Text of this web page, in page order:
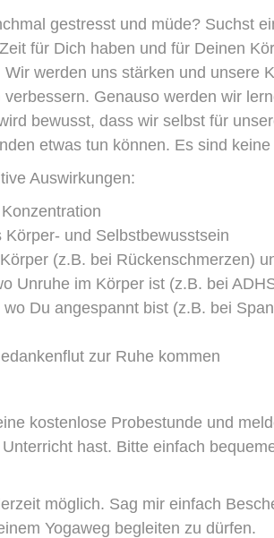
gestresst und müde? Suchst
für Dich haben und für Deinen
werden uns stärken und unsere
Genauso werden wir
bewusst, dass wir selbst für
etwas tun können. Es sind
Auswirkungen:
Körper- und Selbstbewusstsein
(z.B. bei Rückenschmerzen)
Unruhe im Körper ist (z.B. bei
wo Du angespannt bist (z.B. bei
zur Ruhe kommen
kostenlose Probestunde und
hast. Bitte einfach
möglich. Sag mir einfach
Yogaweg begleiten zu dürfen.